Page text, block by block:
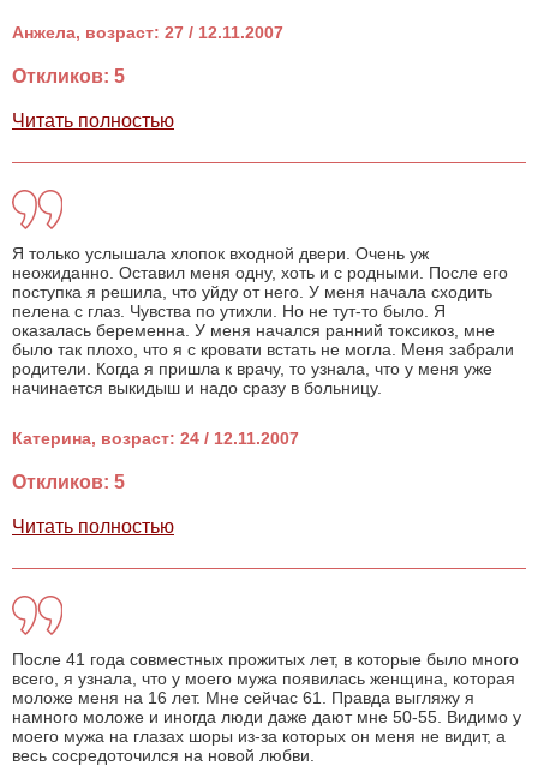
Анжела, возраст: 27 / 12.11.2007
Откликов: 5
Читать полностью
Я только услышала хлопок входной двери. Очень уж
неожиданно. Оставил меня одну, хоть и с родными. После его
поступка я решила, что уйду от него. У меня начала сходить
пелена с глаз. Чувства по утихли. Но не тут-то было. Я
оказалась беременна. У меня начался ранний токсикоз, мне
было так плохо, что я с кровати встать не могла. Меня забрали
родители. Когда я пришла к врачу, то узнала, что у меня уже
начинается выкидыш и надо сразу в больницу.
Катерина, возраст: 24 / 12.11.2007
Откликов: 5
Читать полностью
После 41 года совместных прожитых лет, в которые было много
всего, я узнала, что у моего мужа появилась женщина, которая
моложе меня на 16 лет. Мне сейчас 61. Правда выгляжу я
намного моложе и иногда люди даже дают мне 50-55. Видимо у
моего мужа на глазах шоры из-за которых он меня не видит, а
весь сосредоточился на новой любви.